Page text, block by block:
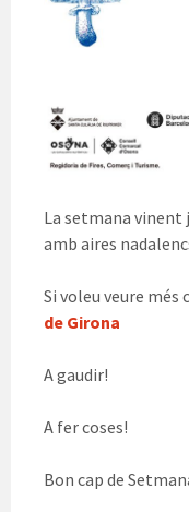
La setmana vinent
amb aires
Si voleu veure
de Girona
A gaudir!
A fer coses!
Bon cap de